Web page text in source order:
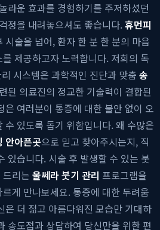
라운 효과를 경험하기를 주저하셨던
정을 내려놓으셔도 좋습니다.휴먼피
시술을 넘어, 환자 한 분 한 분의 마음
제공하고자 노력합니다. 저희의 독
시스템은 과학적인 진단과 맞춤 송
된 의료진의 정교한 기술력이 결합된
은 여러분이 통증에 대한 불안 없이 오
수 있도록 돕기 위함입니다. 왜 수많은
안아픈곳으로 믿고 찾아주시는지, 직
있습니다. 시술 후 발생할 수 있는 붓
리는 울쎄라 붓기 관리 프로그램을
게 만나보세요. 통증에 대한 두려움
은 더 젊고 아름다워진 모습만 기대하
송도점과 상담하여 당신만을 위한 편